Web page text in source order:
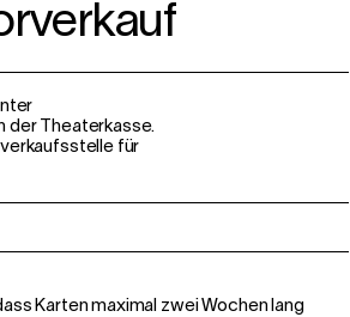
der Theaterkasse.
für
Karten maximal zwei Wochen lang